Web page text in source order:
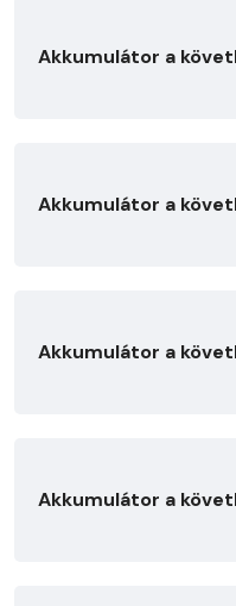
Akkumulátor a
Akkumulátor a
Akkumulátor a
Akkumulátor a